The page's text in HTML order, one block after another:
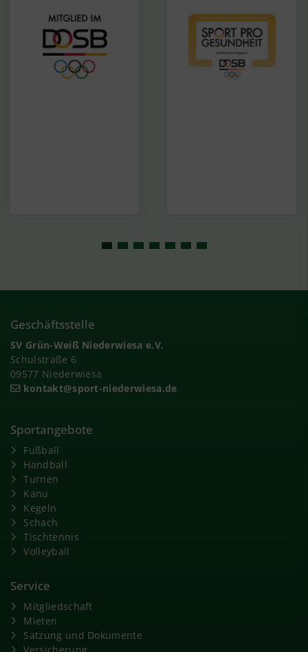
Geschäftsstelle
SV Grün-Weiß Niederwiesa e.V.
Schulstraße 6
09577 Niederwiesa
kontakt@sport-niederwiesa.de
Sportangebote
Fußball
Handball
Turnen
Kanu
Kegeln
Schach
Tischtennis
Volleyball
Service
Mitgliedschaft
Mieten
Satzung und Dokumente